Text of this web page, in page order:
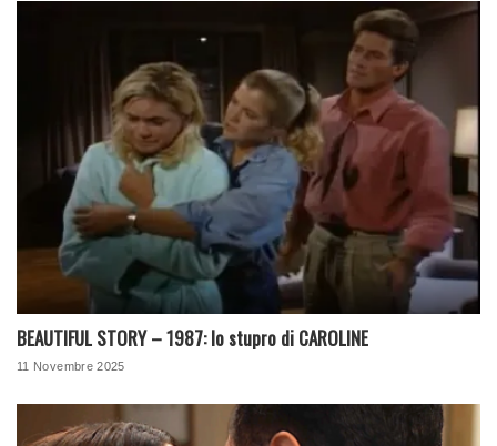
BEAUTIFUL STORY – 1987: lo stupro di CAROLINE
11 Novembre 2025